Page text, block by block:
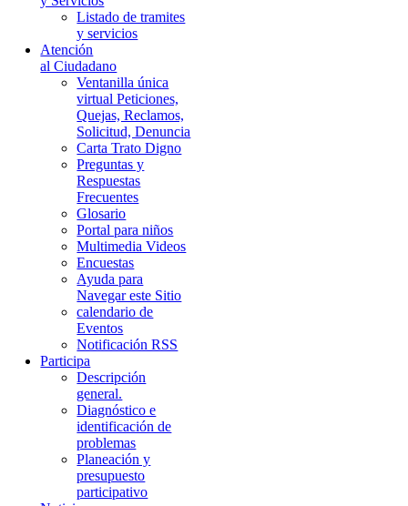
Listado de tramites
y servicios
Atención
al Ciudadano
Ventanilla única
virtual Peticiones,
Quejas, Reclamos,
Solicitud, Denuncia
Carta Trato Digno
Preguntas y
Respuestas
Frecuentes
Glosario
Portal para niños
Multimedia Videos
Encuestas
Ayuda para
Navegar este Sitio
calendario de
Eventos
Notificación RSS
Participa
Descripción
general.
Diagnóstico e
identificación de
problemas
Planeación y
presupuesto
participativo